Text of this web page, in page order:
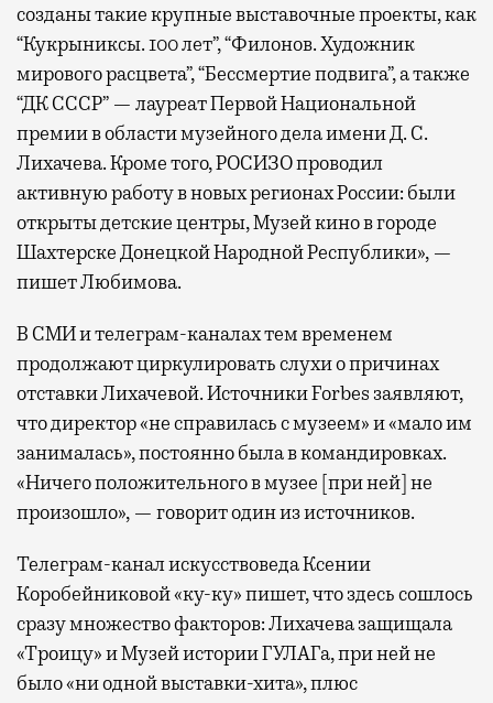
созданы такие крупные выставочные проекты, как
“Кукрыниксы. 100 лет”, “Филонов. Художник
мирового расцвета”, “Бессмертие подвига”, а также
“ДК СССР” — лауреат Первой Национальной
премии в области музейного дела имени Д. С.
Лихачева. Кроме того, РОСИЗО проводил
активную работу в новых регионах России: были
открыты детские центры, Музей кино в городе
Шахтерске Донецкой Народной Республики», —
пишет Любимова.
В СМИ и телеграм-каналах тем временем
продолжают циркулировать слухи о причинах
отставки Лихачевой. Источники Forbes заявляют,
что директор «не справилась с музеем» и «мало им
занималась», постоянно была в командировках.
«Ничего положительного в музее [при ней] не
произошло», — говорит один из источников.
Телеграм-канал искусствоведа Ксении
Коробейниковой «ку-ку» пишет, что здесь сошлось
сразу множество факторов: Лихачева защищала
«Троицу» и Музей истории ГУЛАГа, при ней не
было «ни одной выставки-хита», плюс